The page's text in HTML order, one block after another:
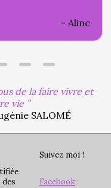
Aline
de la faire vivre et
vie
SALOMÉ
Suivez moi !
Facebook